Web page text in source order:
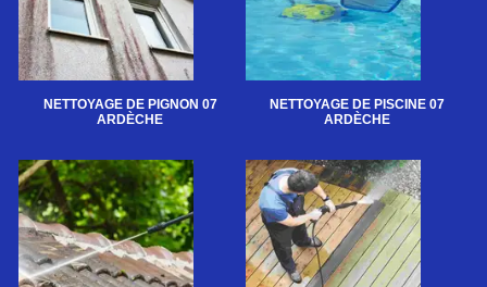
NETTOYAGE DE PIGNON 07
ARDÈCHE
NETTOYAGE DE PISCINE 07
ARDÈCHE